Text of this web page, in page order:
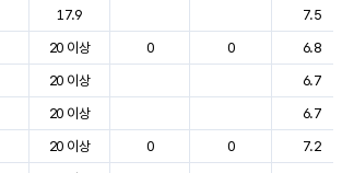
17.9
7.5
20 이상 0 0
6.8
20 이상
6.7
20 이상
6.7
20 이상 0 0
7.2